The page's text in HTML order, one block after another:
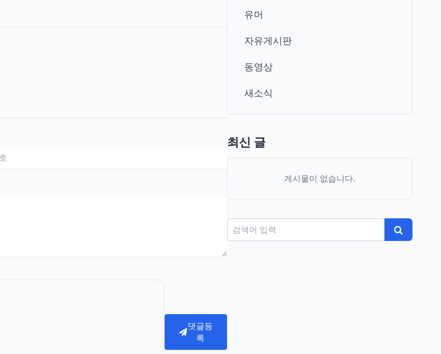
댓글등
록
유머
자유게시판
동영상
새소식
최신 글
게시물이 없습니다.
검색어
검색